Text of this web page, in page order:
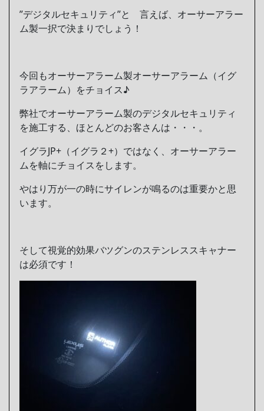
”デジタルセキュリティ”と 言えば、オーサーアラー
ム製一択で決まりでしょう！
今回もオーサーアラーム製オーサーアラーム（イグ
ラアラーム）をチョイス♪
弊社でオーサーアラーム製のデジタルセキュリティ
を施工する、ほとんどのお客さんは・・・。
イグラJP+（イグラ２+）ではなく、オーサーアラー
ムを軸にチョイスをします。
やはり万が一の時にサイレンが鳴るのは重要かと思
います。
そして視覚的効果バツグンのステンレススキャナー
は必須です！